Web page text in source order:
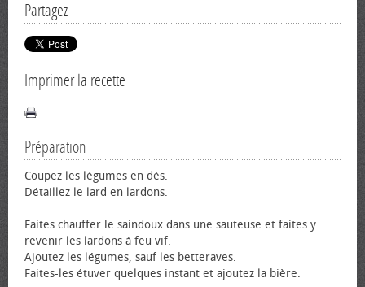
Partagez
Imprimer la recette
Préparation
Coupez les légumes en dés.
Détaillez le lard en lardons.
Faites chauffer le saindoux dans une sauteuse et faites y
revenir les lardons à feu vif.
Ajoutez les légumes, sauf les betteraves.
Faites-les étuver quelques instant et ajoutez la bière.